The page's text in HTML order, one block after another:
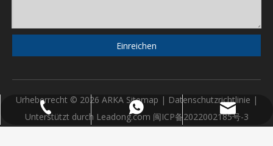
86 591 13055284768
86 591 13055284768
tina@arthasplastic.com
Einreichen
Urheberrecht © 2026 ARKA Sitemap | Datenschutzrichtlinie |
Unterstützt durch Leadong.com 闽ICP备2022002185号-3